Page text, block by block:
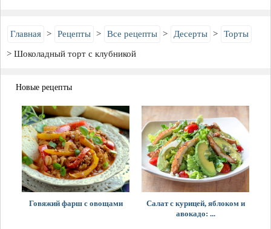
Главная Рецепты Все рецепты Десерты Торты
Шоколадный торт с клубникой
Новые рецепты
Говяжий фарш с овощами
Салат с курицей, яблоком и
авокадо: ...